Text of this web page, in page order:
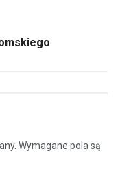
Wymagane pola są